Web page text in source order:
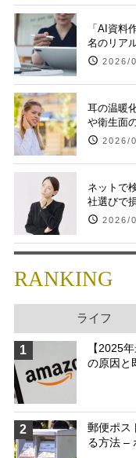
「AI資料
名のリア
2026/
耳の温暖
や衛生面
2026/
ネットで
社選びで
2026/
RANKING
ライフ
1
【2025
の原因と
2
郵便ポス
る方法 –